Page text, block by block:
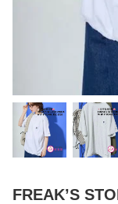
FREAK’S